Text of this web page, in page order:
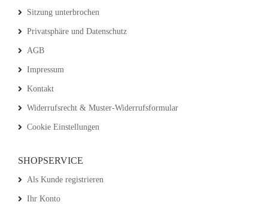
Sitzung unterbrochen
Privatsphäre und Datenschutz
AGB
Impressum
Kontakt
Widerrufsrecht & Muster-Widerrufsformular
Cookie Einstellungen
SHOPSERVICE
Als Kunde registrieren
Ihr Konto